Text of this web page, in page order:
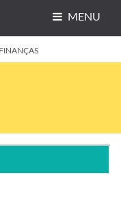
MENU